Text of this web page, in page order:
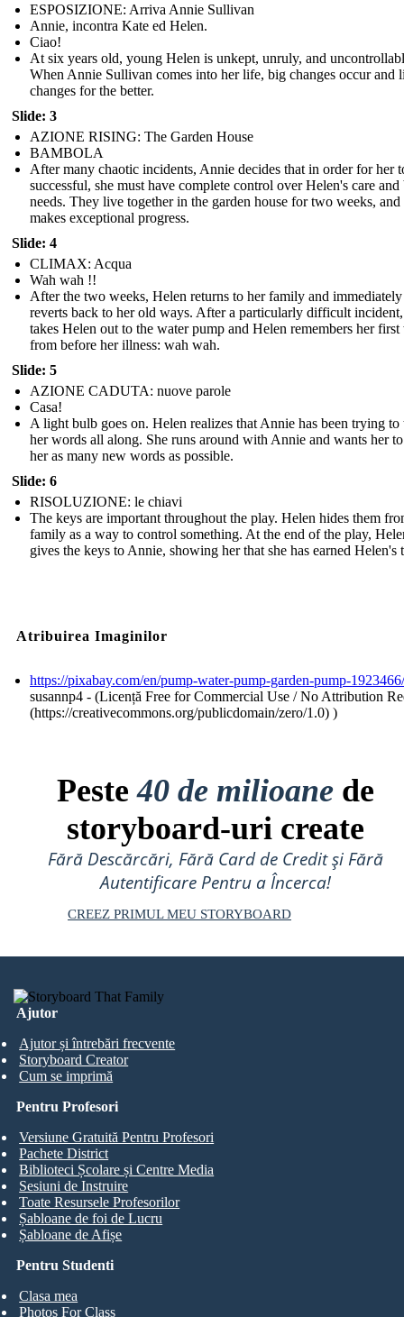
ESPOSIZIONE: Arriva Annie Sullivan
Annie, incontra Kate ed Helen.
Ciao!
At six years old, young Helen is unkept, unruly, and
When Annie Sullivan comes into her life, big changes occur and
changes for the better.
Slide: 3
AZIONE RISING: The Garden House
BAMBOLA
After many chaotic incidents, Annie decides that in order for her
successful, she must have complete control over Helen's care and
needs. They live together in the garden house for two weeks,
makes exceptional progress.
Slide: 4
CLIMAX: Acqua
Wah wah !!
After the two weeks, Helen returns to her family and immediately
reverts back to her old ways. After a particularly difficult
takes Helen out to the water pump and Helen remembers her
from before her illness: wah wah.
Slide: 5
AZIONE CADUTA: nuove parole
Casa!
A light bulb goes on. Helen realizes that Annie has been trying to
her words all along. She runs around with Annie and wants her
her as many new words as possible.
Slide: 6
RISOLUZIONE: le chiavi
The keys are important throughout the play. Helen hides them
family as a way to control something. At the end of the play,
gives the keys to Annie, showing her that she has earned Helen's
Atribuirea Imaginilor
https://pixabay.com/en/pump-water-pump-garden-pump-1923466/
susannp4 - (Licență Free for Commercial Use / No Attribution
(https://creativecommons.org/publicdomain/zero/1.0) )
Peste40 de milioane de
storyboard-uri create
Fără Descărcări, Fără Card de Credit și Fără
Autentificare Pentru a Încerca!
CREEZ PRIMUL MEU STORYBOARD
Ajutor
Ajutor și întrebări frecvente
Storyboard Creator
Cum se imprimă
Pentru Studenti
Clasa mea
Photos For Class
Pentru Profesori
Versiune Gratuită Pentru Profesori
Pachete District
Biblioteci Școlare și Centre Media
Sesiuni de Instruire
Toate Resursele Profesorilor
Șabloane de foi de Lucru
Șabloane de Afișe